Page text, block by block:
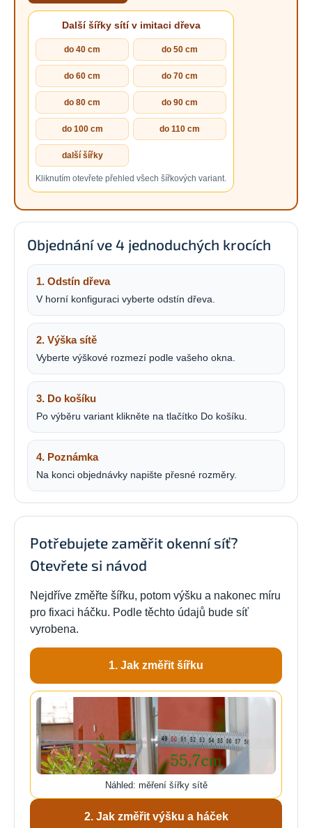
Další šířky sítí v imitaci dřeva
do 40 cm do 50 cm
do 60 cm do 70 cm
do 80 cm do 90 cm
do 100 cm do 110 cm
další šířky
Kliknutím otevřete přehled všech šířkových variant.
Objednání ve 4 jednoduchých krocích
1. Odstín dřeva
V horní konfiguraci vyberte odstín dřeva.
2. Výška sítě
Vyberte výškové rozmezí podle vašeho okna.
3. Do košíku
Po výběru variant klikněte na tlačítko Do košíku.
4. Poznámka
Na konci objednávky napište přesné rozměry.
Potřebujete zaměřit okenní síť?
Otevřete si návod
Nejdříve změřte šířku, potom výšku a nakonec míru
pro fixaci háčku. Podle těchto údajů bude síť
vyrobena.
1. Jak změřit šířku
Náhled: měření šířky sítě
2. Jak změřit výšku a háček